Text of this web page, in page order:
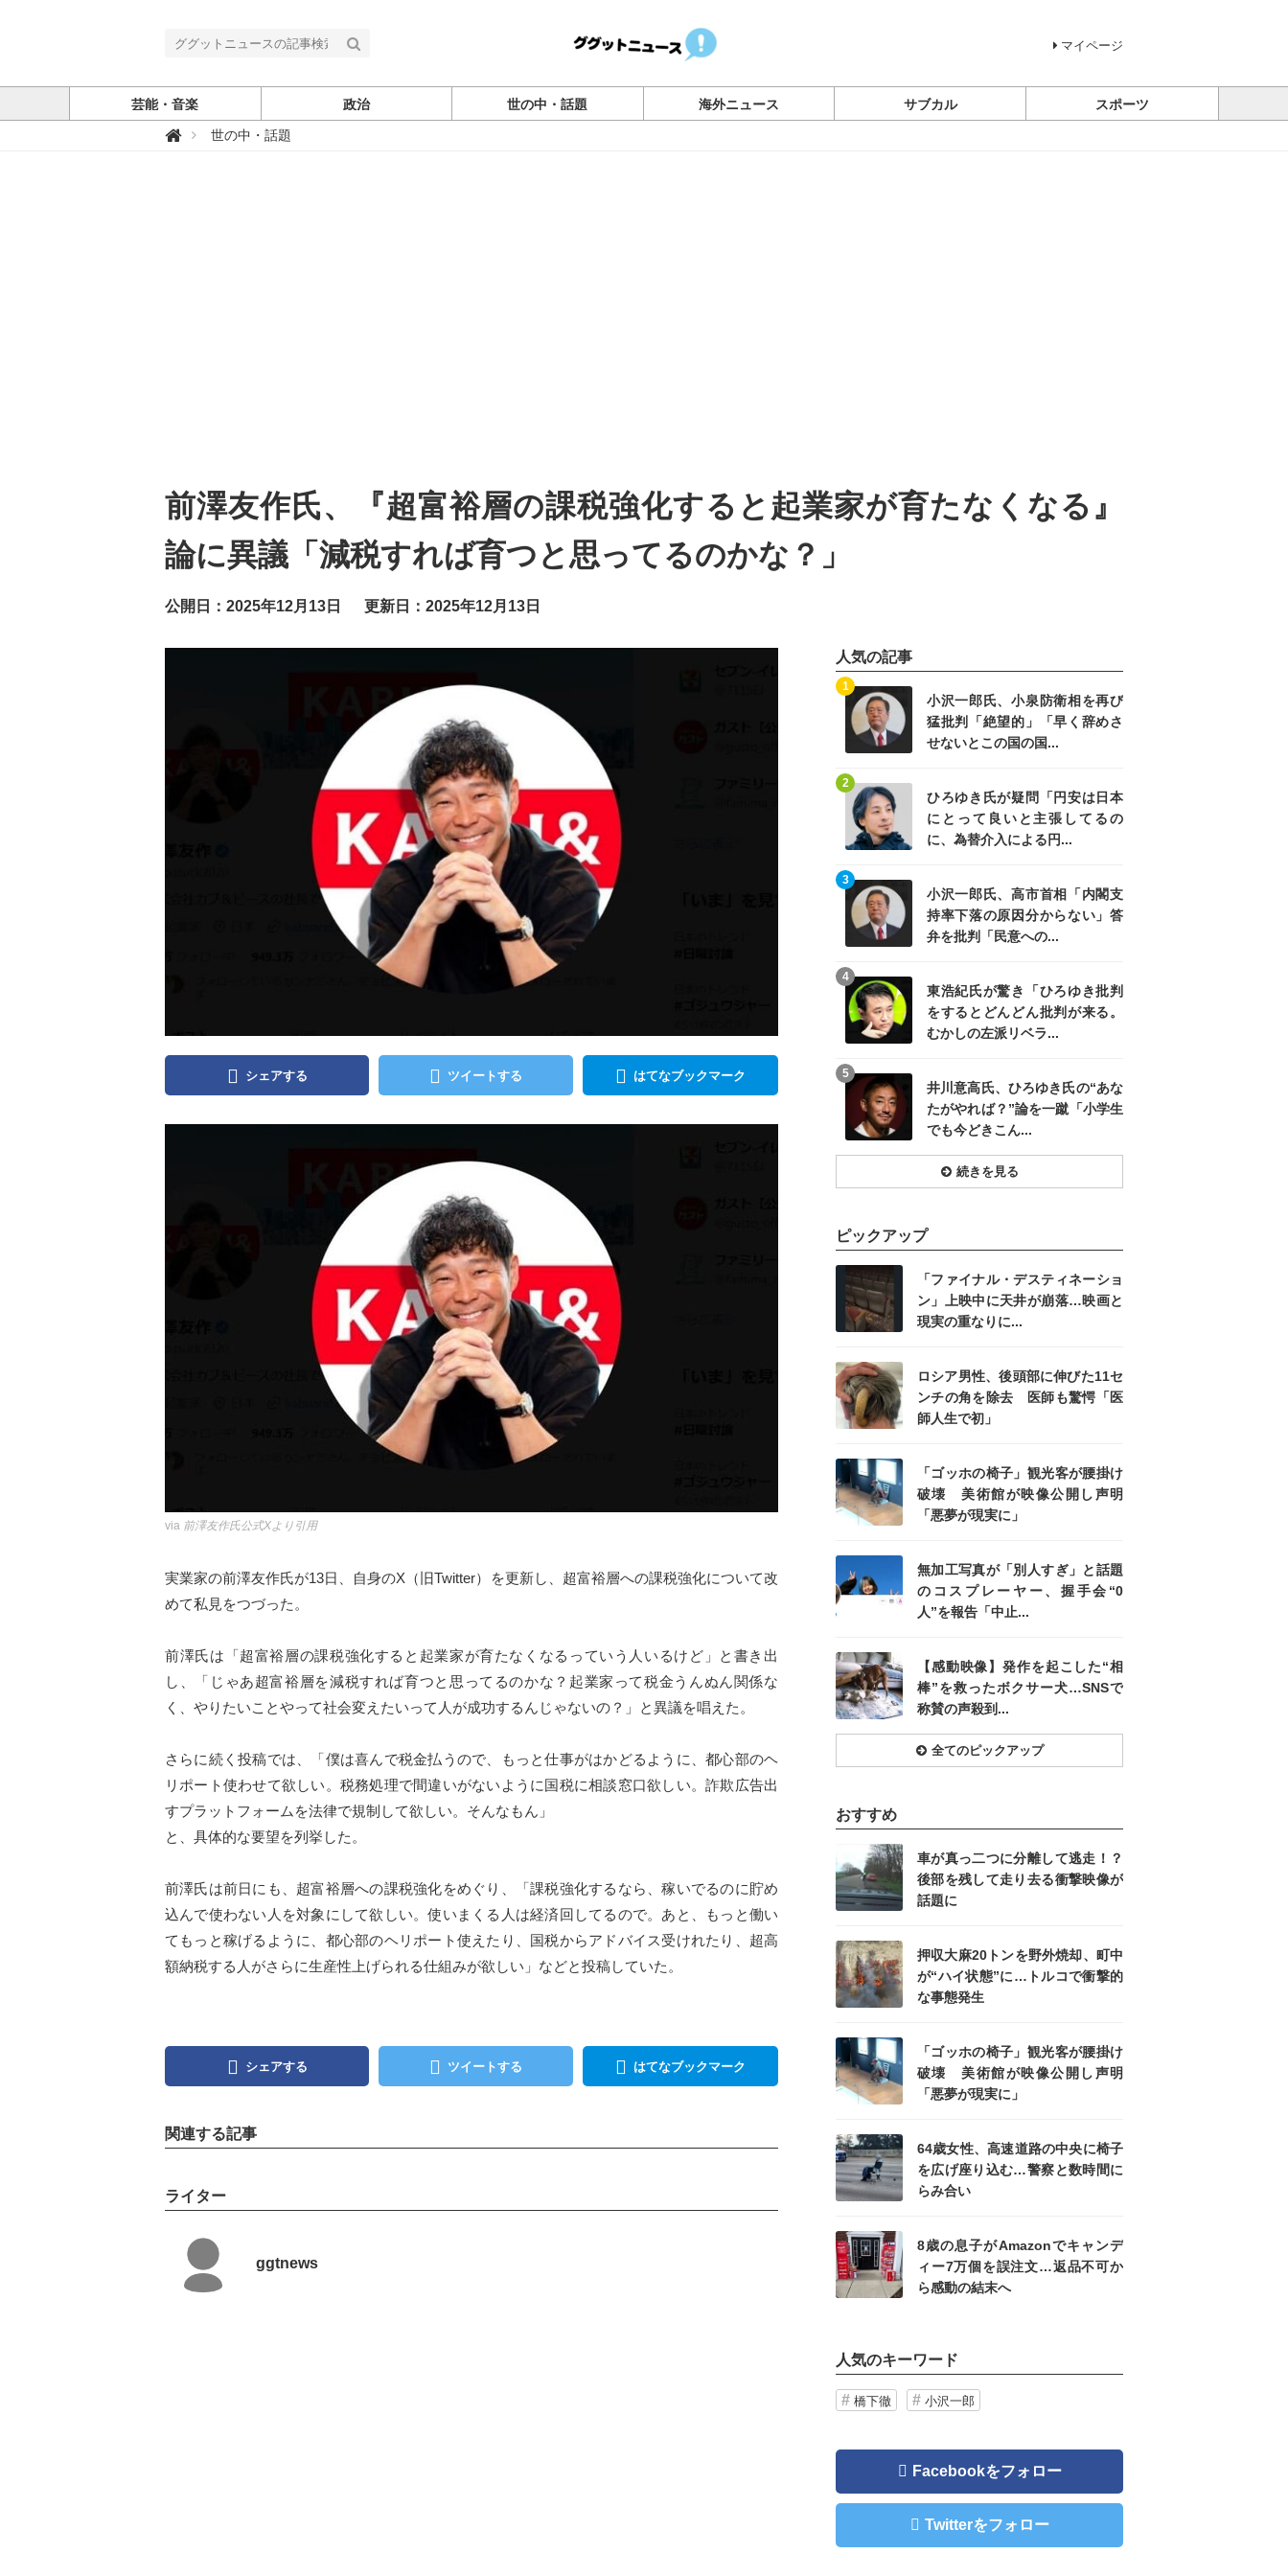
マイページ
芸能・音楽 政治 世の中・話題 海外ニュース サブカル スポーツ
グ
世の中・話題
前澤友作氏、『超富裕層の課税強化すると起業家が育たなくなる』
論に異議「減税すれば育つと思ってるのかな？」
公開日：2025年12月13日 更新日：2025年12月13日
シェアする ツイートする はてなブックマーク
via 前澤友作氏公式Xより引用
実業家の前澤友作氏が13日、自身のX（旧Twitter）を更新し、超富裕層への課税強化について改
めて私見をつづった。
前澤氏は「超富裕層の課税強化すると起業家が育たなくなるっていう人いるけど」と書き出
し、「じゃあ超富裕層を減税すれば育つと思ってるのかな？起業家って税金うんぬん関係な
く、やりたいことやって社会変えたいって人が成功するんじゃないの？」と異議を唱えた。
さらに続く投稿では、「僕は喜んで税金払うので、もっと仕事がはかどるように、都心部のヘ
リポート使わせて欲しい。税務処理で間違いがないように国税に相談窓口欲しい。詐欺広告出
すプラットフォームを法律で規制して欲しい。そんなもん」
と、具体的な要望を列挙した。
前澤氏は前日にも、超富裕層への課税強化をめぐり、「課税強化するなら、稼いでるのに貯め
込んで使わない人を対象にして欲しい。使いまくる人は経済回してるので。あと、もっと働い
てもっと稼げるように、都心部のヘリポート使えたり、国税からアドバイス受けれたり、超高
額納税する人がさらに生産性上げられる仕組みが欲しい」などと投稿していた。
シェアする ツイートする はてなブックマーク
関連する記事
ライター
ggtnews
人気の記事
小沢一郎氏、小泉防衛相を再び
猛批判「絶望的」「早く辞めさ
せないとこの国の国...
1
ひろゆき氏が疑問「円安は日本
にとって良いと主張してるの
に、為替介入による円...
2
小沢一郎氏、高市首相「内閣支
持率下落の原因分からない」答
弁を批判「民意への...
3
東浩紀氏が驚き「ひろゆき批判
をするとどんどん批判が来る。
むかしの左派リベラ...
4
井川意高氏、ひろゆき氏の“あな
たがやれば？”論を一蹴「小学生
でも今どきこん...
5
続きを見る
ピックアップ
「ファイナル・デスティネーショ
ン」上映中に天井が崩落…映画と
現実の重なりに...
ロシア男性、後頭部に伸びた11セ
ンチの角を除去 医師も驚愕「医
師人生で初」
「ゴッホの椅子」観光客が腰掛け
破壊 美術館が映像公開し声明
「悪夢が現実に」
無加工写真が「別人すぎ」と話題
のコスプレーヤー、握手会“0
人”を報告「中止...
【感動映像】発作を起こした“相
棒”を救ったボクサー犬…SNSで
称賛の声殺到...
記事を読む
全てのピックアップ
おすすめ
車が真っ二つに分離して逃走！？
後部を残して走り去る衝撃映像が
話題に
押収大麻20トンを野外焼却、町中
が“ハイ状態”に…トルコで衝撃的
な事態発生
記事を読む
「ゴッホの椅子」観光客が腰掛け
破壊 美術館が映像公開し声明
「悪夢が現実に」
64歳女性、高速道路の中央に椅子
を広げ座り込む…警察と数時間に
らみ合い
8歳の息子がAmazonでキャンデ
ィー7万個を誤注文…返品不可か
ら感動の結末へ
人気のキーワード
橋下徹 小沢一郎
Facebookをフォロー
Twitterをフォロー